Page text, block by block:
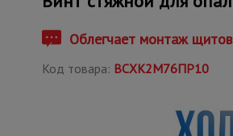
Вышки-туры
Подмости
Сетка,
Облегчает монтаж
Код товара: ВСХК2М76ПР10